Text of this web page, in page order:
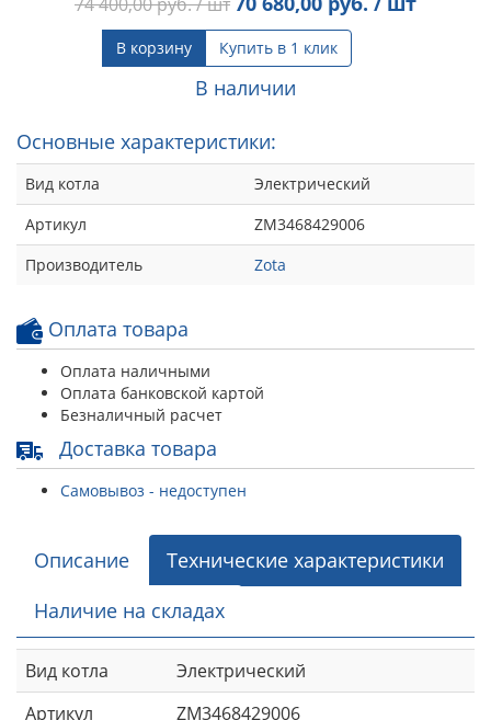
В корзину Купить в 1 клик
В наличии
Основные характеристики:
Вид котла
Электрический
Артикул
ZM3468429006
Производитель
Zota
Оплата товара
Оплата наличными
Оплата банковской картой
Безналичный расчет
Доставка товара
Самовывоз - недоступен
Описание
Технические характеристики
Наличие на складах
Вид котла
Электрический
Артикул
ZM3468429006